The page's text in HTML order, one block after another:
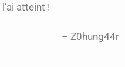
atteint !
Z0hung44r